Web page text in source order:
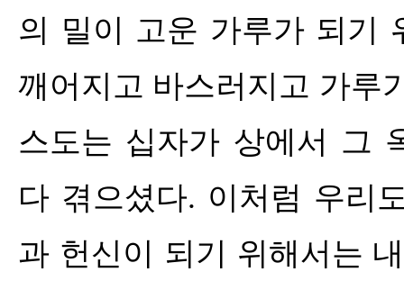
의 밀이 고운 가루가 되기
깨어지고 바스러지고 가루
스도는 십자가 상에서 그
다 겪으셨다. 이처럼 우리
과 헌신이 되기 위해서는